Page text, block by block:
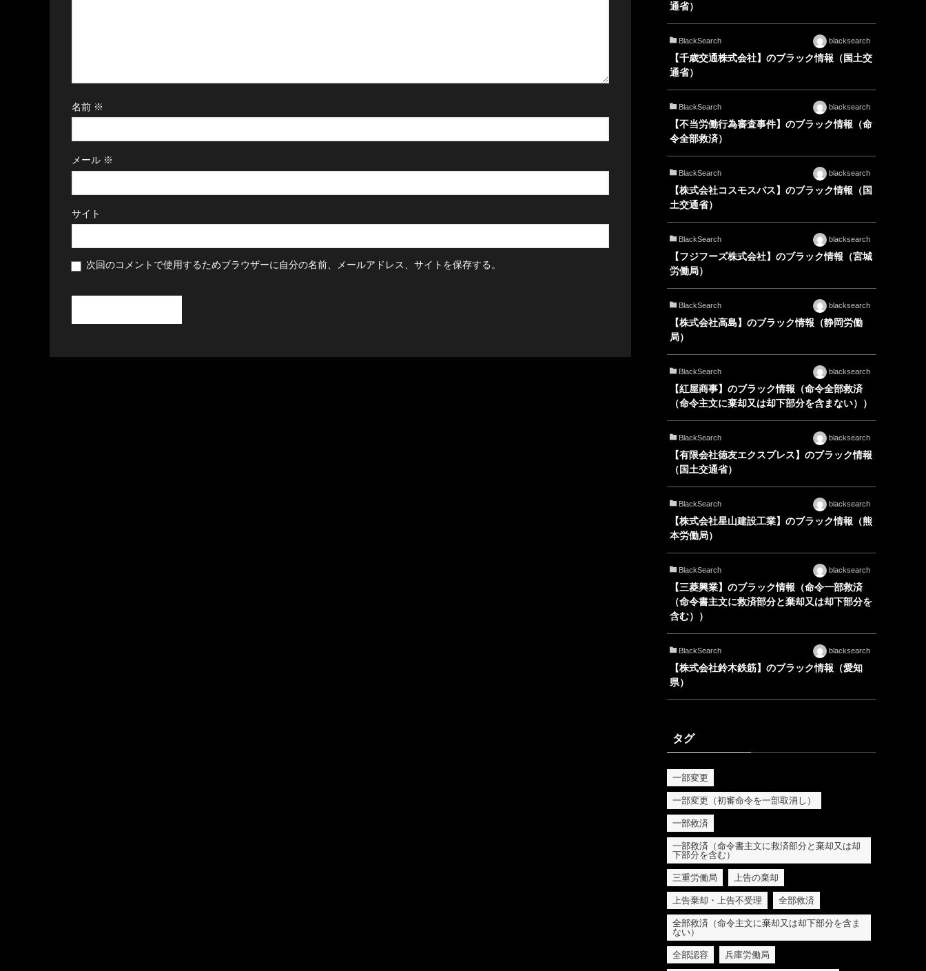
名前 ※
メール ※
サイト
次回のコメントで使用するためブラウザーに自分の名前、メールアドレス、サイトを保存する。
通省）
BlackSearch blacksearch
【千歳交通株式会社】のブラック情報（国土交
通省）
BlackSearch blacksearch
【不当労働行為審査事件】のブラック情報（命
令全部救済）
BlackSearch blacksearch
【株式会社コスモスバス】のブラック情報（国
土交通省）
BlackSearch blacksearch
【フジフーズ株式会社】のブラック情報（宮城
労働局）
BlackSearch blacksearch
【株式会社高島】のブラック情報（静岡労働
局）
BlackSearch blacksearch
【紅屋商事】のブラック情報（命令全部救済
（命令主文に棄却又は却下部分を含まない））
BlackSearch blacksearch
【有限会社徳友エクスプレス】のブラック情報
（国土交通省）
BlackSearch blacksearch
【株式会社星山建設工業】のブラック情報（熊
本労働局）
BlackSearch blacksearch
【三菱興業】のブラック情報（命令一部救済
（命令書主文に救済部分と棄却又は却下部分を
含む））
BlackSearch blacksearch
【株式会社鈴木鉄筋】のブラック情報（愛知
県）
タグ
一部変更
一部変更（初審命令を一部取消し）
一部救済
一部救済（命令書主文に救済部分と棄却又は却
下部分を含む）
三重労働局 上告の棄却
上告棄却・上告不受理 全部救済
全部救済（命令主文に棄却又は却下部分を含ま
ない）
全部認容 兵庫労働局